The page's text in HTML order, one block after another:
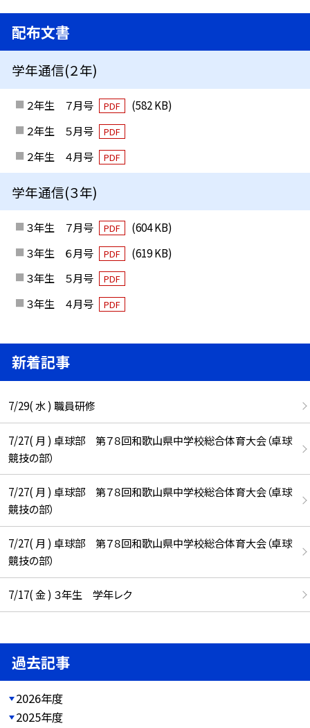
配布文書
学年通信(２年)
２年生 ７月号 PDF
(582 KB)
２年生 ５月号
PDF
２年生 ４月号 PDF
学年通信(３年)
３年生 ７月号 PDF
(604 KB)
３年生 ６月号
PDF
(619 KB)
３年生 ５月号
PDF
３年生 ４月号 PDF
新着記事
7/29( 水 ) 職員研修
7/27( 月 ) 卓球部 第７８回和歌山県中学校総合体育大会（卓球
競技の部）
7/27( 月 ) 卓球部 第７８回和歌山県中学校総合体育大会（卓球
競技の部）
7/27( 月 ) 卓球部 第７８回和歌山県中学校総合体育大会（卓球
競技の部）
7/17( 金 ) ３年生 学年レク
過去記事
2026年度
2025年度